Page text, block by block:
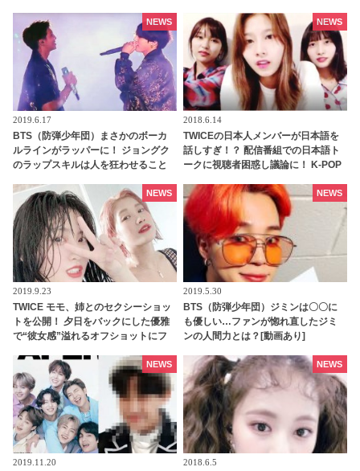
2019.6.17
BTS（防弾少年団）まさかのボーカ
ルラインがラッパーに！ ジョングク
のラップスキルは人を狂わせること
NEWS
2018.6.14
TWICEの日本人メンバーが日本語を
話しすぎ！？ 配信番組での日本語ト
ークに視聴者困惑し議論に！ K-POP
NEWS
2019.9.23
TWICE モモ、姉とのセクシーショッ
トを公開！ 夕日をバックにした優雅
で“彼女感”溢れるオフショットにフ
NEWS
2019.5.30
BTS（防弾少年団）ジミンは〇〇に
も優しい…ファンが惚れ直したジミ
ンの人間力とは？[動画あり]
NEWS
2019.11.20
NEWS
2018.6.5
NEWS